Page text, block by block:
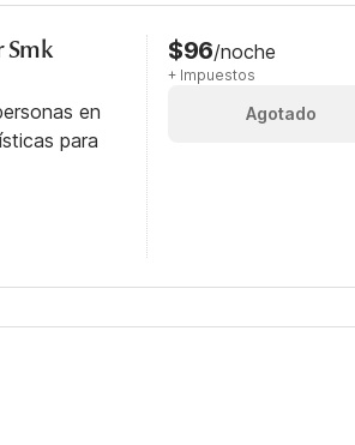
Smk
en
para
$96/noche
+ Impuestos
Agotado